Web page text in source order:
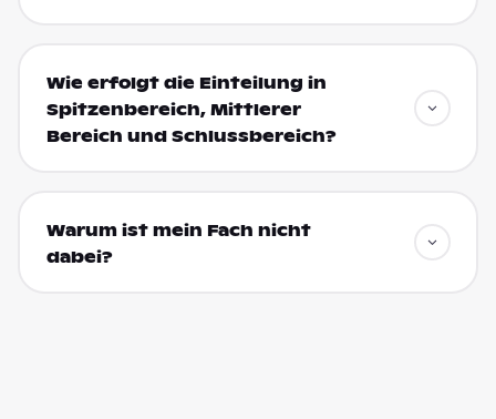
Wie erfolgt die Einteilung in
Spitzenbereich, Mittlerer
Bereich und Schlussbereich?
Warum ist mein Fach nicht
dabei?